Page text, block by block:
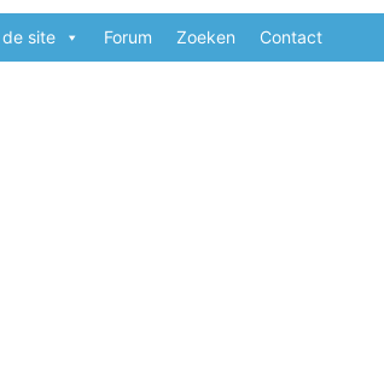
site Forum Zoeken Contact